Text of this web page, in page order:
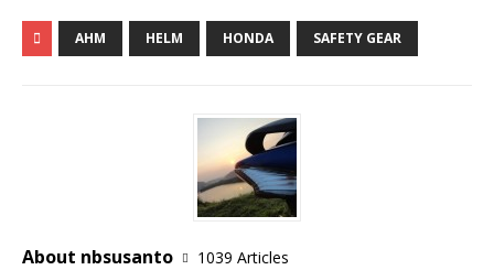
AHM HELM HONDA SAFETY GEAR
About nbsusanto
1039 Articles